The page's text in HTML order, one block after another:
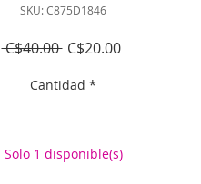
SKU: C875D1846
C$40.00 Precio
C$20.00Precio
Cantidad *
Solo 1 disponible(s)